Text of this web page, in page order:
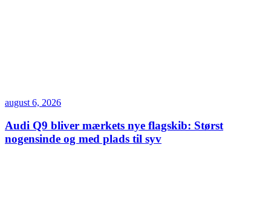
august 6, 2026
Audi Q9 bliver mærkets nye flagskib: Størst
nogensinde og med plads til syv